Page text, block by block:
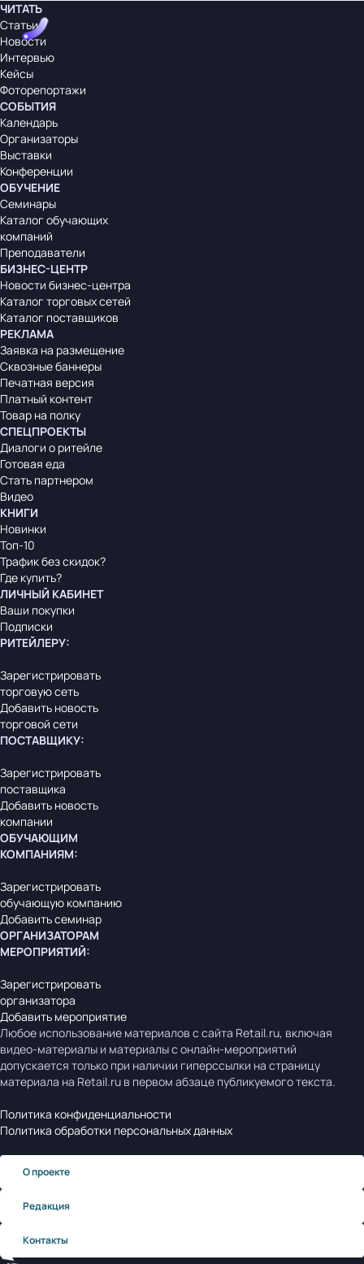
ЧИТАТЬ
Статьи
Новости
Интервью
Кейсы
Фоторепортажи
СОБЫТИЯ
Календарь
Организаторы
Выставки
Конференции
ОБУЧЕНИЕ
Семинары
Каталог обучающих
компаний
Преподаватели
БИЗНЕС-ЦЕНТР
Новости бизнес-центра
Каталог торговых сетей
Каталог поставщиков
РЕКЛАМА
Заявка на размещение
Сквозные баннеры
Печатная версия
Платный контент
Товар на полку
СПЕЦПРОЕКТЫ
Диалоги о ритейле
Готовая еда
Стать партнером
Видео
КНИГИ
Новинки
Топ-10
Трафик без скидок?
Где купить?
ЛИЧНЫЙ КАБИНЕТ
Ваши покупки
Подписки
РИТЕЙЛЕРУ:
Зарегистрировать
торговую сеть
Добавить новость
торговой сети
ПОСТАВЩИКУ:
Зарегистрировать
поставщика
Добавить новость
компании
ОБУЧАЮЩИМ
КОМПАНИЯМ:
Зарегистрировать
обучающую компанию
Добавить семинар
ОРГАНИЗАТОРАМ
МЕРОПРИЯТИЙ:
Зарегистрировать
организатора
Добавить мероприятие
Любое использование материалов с сайта Retail.ru, включая
видео-материалы и материалы с онлайн-мероприятий
допускается только при наличии гиперссылки на страницу
материала на Retail.ru в первом абзаце публикуемого текста.
Политика конфиденциальности
Политика обработки персональных данных
О проекте
Редакция
Контакты